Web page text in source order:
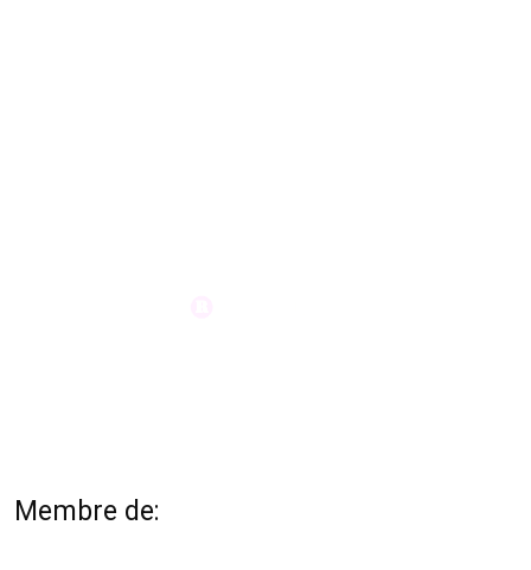
Membre de: